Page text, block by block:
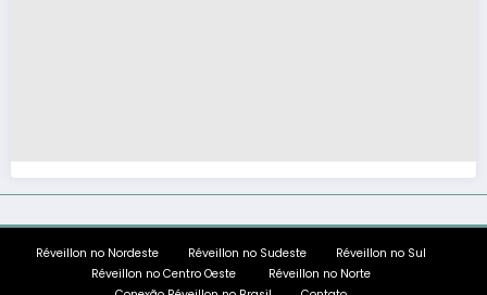
Réveillon no Nordeste Réveillon no Sudeste
Réveillon no Sul
Réveillon no Centro Oeste
Réveillon no Norte